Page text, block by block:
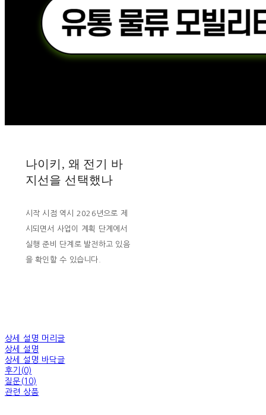
나이키, 왜 전기 바
지선을 선택했나
시작 시점 역시 2026년으로 제
시되면서 사업이 계획 단계에서
실행 준비 단계로 발전하고 있음
을 확인할 수 있습니다.
상세 설명 머리글
상세 설명
상세 설명 바닥글
후기(0)
질문(10)
관련 상품